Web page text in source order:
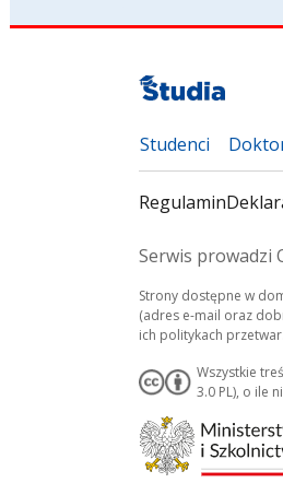
Studenci
Regulamin
Serwis prowadzi
Strony dostępne w
(adres e-mail oraz
ich politykach
Wszystkie
3.0 PL), o ile